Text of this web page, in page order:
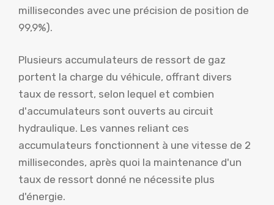
millisecondes avec une précision de position de
99,9%).
Plusieurs accumulateurs de ressort de gaz
portent la charge du véhicule, offrant divers
taux de ressort, selon lequel et combien
d'accumulateurs sont ouverts au circuit
hydraulique. Les vannes reliant ces
accumulateurs fonctionnent à une vitesse de 2
millisecondes, après quoi la maintenance d'un
taux de ressort donné ne nécessite plus
d'énergie.